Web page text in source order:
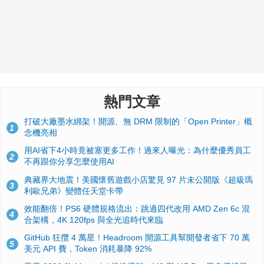
熱門文章
1
打破大廠墨水綁架！開源、無 DRM 限制的「Open Printer」概
念機亮相
2
用AI省下4小時竟被塞更多工作！過來人曝光：為什麼優秀員工
不再跟你分享怎麼使用AI
3
典藏界大地震！美國懷舊遊戲小店驚見 97 片未公開版《超級瑪
利歐兄弟》變體任天堂卡帶
4
效能翻倍！PS6 硬體規格流出：跳過四代改用 AMD Zen 6c 混
合架構，4K 120fps 與全光追時代來臨
5
GitHub 狂攬 4 萬星！Headroom 開源工具幫開發者省下 70 萬
美元 API 費，Token 消耗暴降 92%